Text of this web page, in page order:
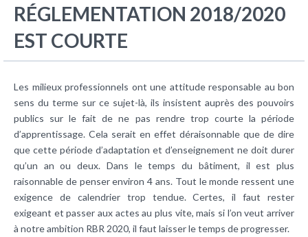
RÉGLEMENTATION 2018/2020
EST COURTE
Les milieux professionnels ont une attitude responsable au bon
sens du terme sur ce sujet-là, ils insistent auprès des pouvoirs
publics sur le fait de ne pas rendre trop courte la période
d’apprentissage. Cela serait en effet déraisonnable que de dire
que cette période d’adaptation et d’enseignement ne doit durer
qu’un an ou deux. Dans le temps du bâtiment, il est plus
raisonnable de penser environ 4 ans. Tout le monde ressent une
exigence de calendrier trop tendue. Certes, il faut rester
exigeant et passer aux actes au plus vite, mais si l’on veut arriver
à notre ambition RBR 2020, il faut laisser le temps de progresser.